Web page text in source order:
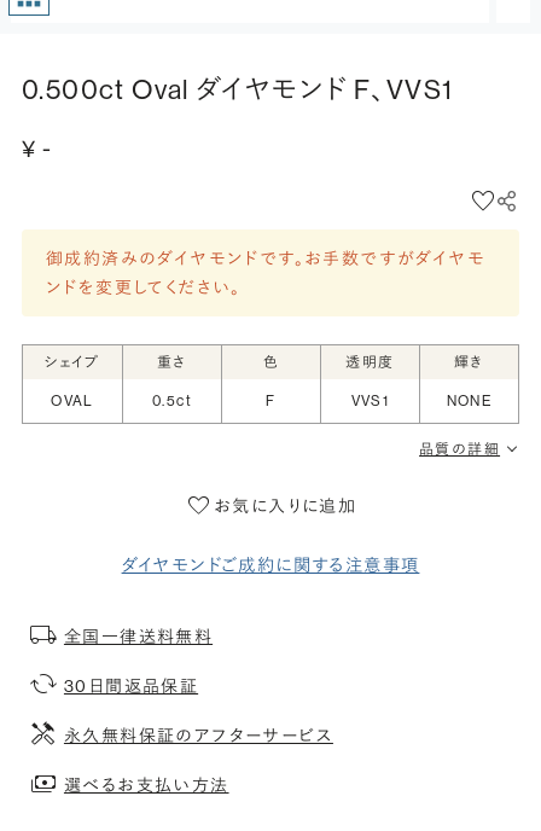
0.500ct Oval ダイヤモンド F、VVS1
¥ -
御成約済みのダイヤモンドです。お手数ですがダイヤモ
ンドを変更してください。
シェイプ 重さ 色 透明度 輝き
OVAL 0.5ct F VVS1 NONE
品質の詳細
お気に入りに追加
ダイヤモンドご成約に関する注意事項
全国一律送料無料
30日間返品保証
永久無料保証のアフターサービス
選べるお支払い方法